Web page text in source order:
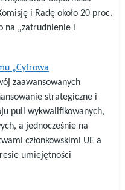
i Radę około 20 proc.
na „zatrudnienie i
„Cyfrowa
zaawansowanych
strategiczne i
puli wykwalifikowanych,
a jednocześnie na
członkowskimi UE a
umiejętności